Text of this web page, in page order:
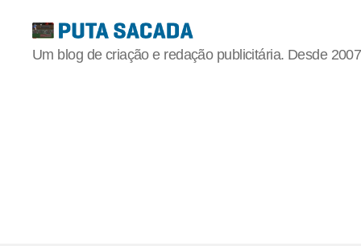
Putasacada
Um blog de criação e redação publicitária. Desde